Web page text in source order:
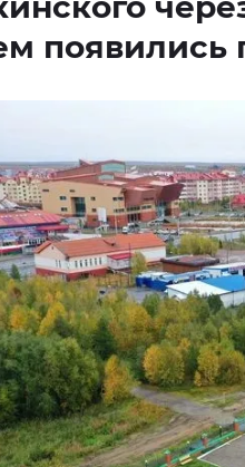
появились